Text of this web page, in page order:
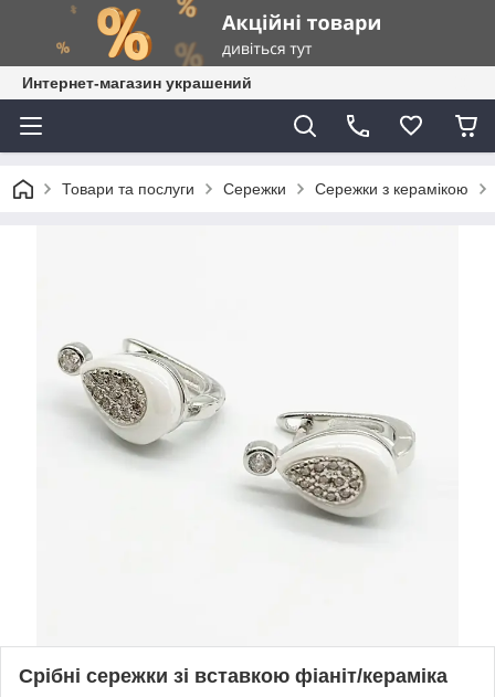
Интернет-магазин украшений
Товари та послуги Сережки Сережки з керамікою
Срібні сережки зі вставкою фіаніт/кераміка